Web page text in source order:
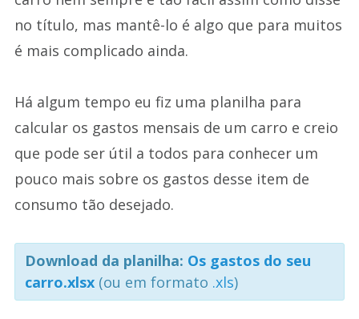
no título, mas mantê-lo é algo que para muitos
é mais complicado ainda.
Há algum tempo eu fiz uma planilha para
calcular os gastos mensais de um carro e creio
que pode ser útil a todos para conhecer um
pouco mais sobre os gastos desse item de
consumo tão desejado.
Download da planilha: Os gastos do seu
carro.xlsx (ou em formato .xls)